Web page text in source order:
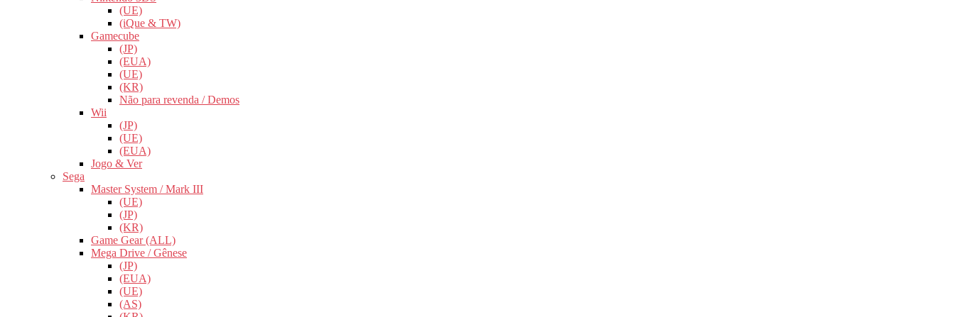
(UE)
(iQue & TW)
Gamecube
(JP)
(EUA)
(UE)
(KR)
Não para revenda / Demos
Wii
(JP)
(UE)
(EUA)
Jogo & Ver
Sega
Master System / Mark III
(UE)
(JP)
(KR)
Game Gear (ALL)
Mega Drive / Gênese
(JP)
(EUA)
(UE)
(AS)